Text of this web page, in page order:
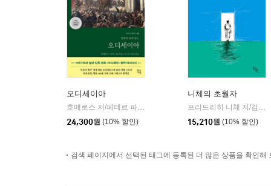
오디세이아
호메로스 저/페테르 파울 루벤스 그림/박문재 역 |
현대지성
24,300원 (10% 할인)
니체의 초월자
프리드리히 니체 저/김철 편역
15,210원 (10% 할인)
검색 페이지에서 선택된 태그에 등록된 더 많은 상품을 확인해